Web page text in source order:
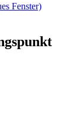
Fenster)